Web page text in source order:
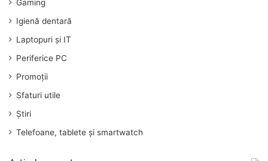
Gaming
Igienă dentară
Laptopuri și IT
Periferice PC
Promoții
Sfaturi utile
Știri
Telefoane, tablete și smartwatch